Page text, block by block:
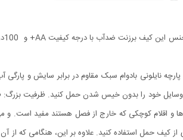
شده : 48*32*16 سانتی متر ساخته شده از پارچه نایلونی بادوام سبک
خود را بدون خیس شدن حمل کنید. ظرفیت بزرگ:
کیف حمل استفاده کنید. علاوه بر این، هنگامی که از